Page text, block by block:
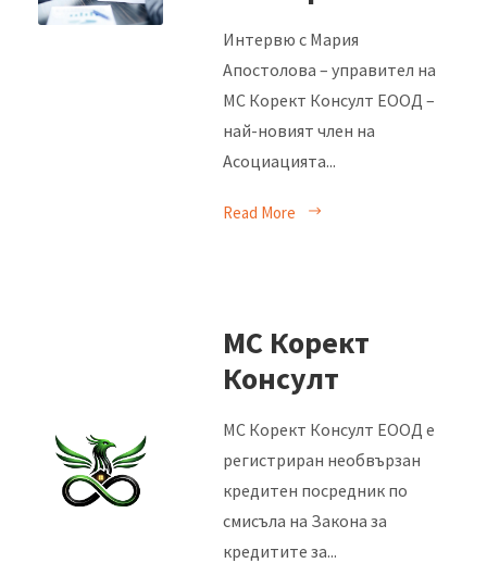
Интервю с Мария
Апостолова – управител на
МС Корект Консулт ЕООД –
най-новият член на
Асоциацията...
Read More
МС Корект
Консулт
МС Корект Консулт ЕООД е
регистриран необвързан
кредитен посредник по
смисъла на Закона за
кредитите за...